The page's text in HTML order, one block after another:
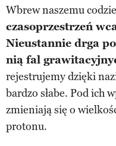
Wbrew naszemu
czasoprzestrzeń
Nieustannie drga
nią fal
rejestrujemy dzięki
bardzo słabe. Pod ich
zmieniają się o
protonu.